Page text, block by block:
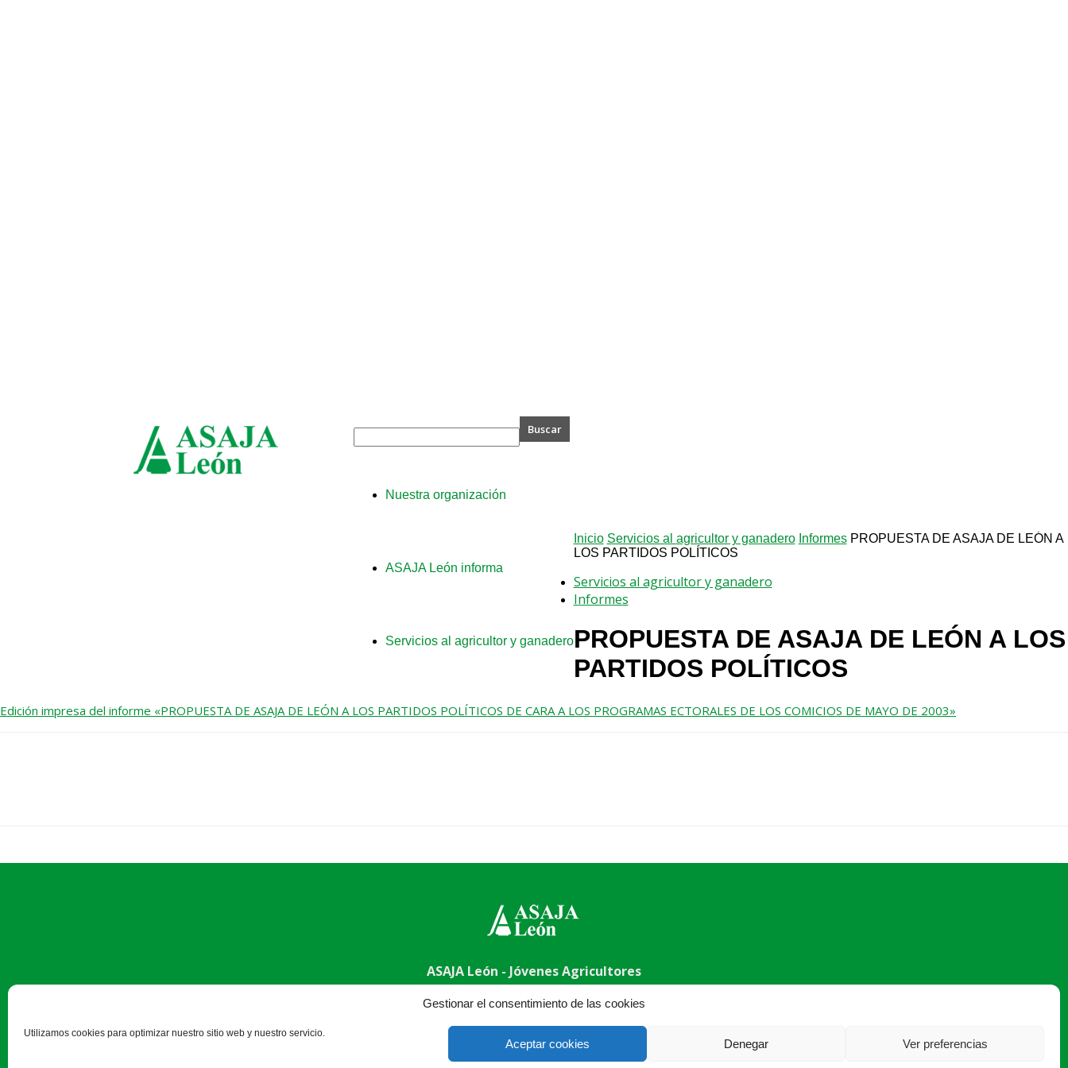
Gestionar el consentimiento de las cookies
Utilizamos cookies para optimizar nuestro sitio web y nuestro servicio.
Aceptar cookies Denegar Ver preferencias
Nuestra organización
ASAJA León informa
Servicios al agricultor y ganadero
Inicio Servicios al agricultor y ganadero Informes PROPUESTA DE ASAJA DE LEÓN A
LOS PARTIDOS POLÍTICOS
Servicios al agricultor y ganadero
Informes
PROPUESTA DE ASAJA DE LEÓN A LOS
PARTIDOS POLÍTICOS
Edición impresa del informe «PROPUESTA DE ASAJA DE LEÓN A LOS PARTIDOS POLÍTICOS DE CARA A LOS PROGRAMAS ECTORALES DE LOS COMICIOS DE MAYO DE 2003»
ASAJA León - Jóvenes Agricultores